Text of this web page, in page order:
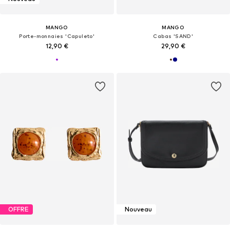
MANGO
Porte-monnaies 'Capuleto'
12,90 €
MANGO
Cabas 'SAND'
29,90 €
OFFRE Nouveau